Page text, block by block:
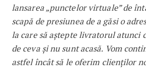
lansarea „punctelor virtuale” de
scapă de presiunea de a găsi o
la care să aștepte livratorul atunci
de ceva și nu sunt acasă. Vom
astfel încât să le oferim clienților